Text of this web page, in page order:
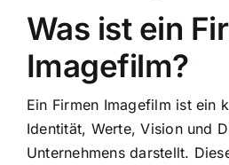
Was ist ein
Imagefilm?
Ein Firmen Imagefilm ist ein
Identität, Werte, Vision und
Unternehmens darstellt.